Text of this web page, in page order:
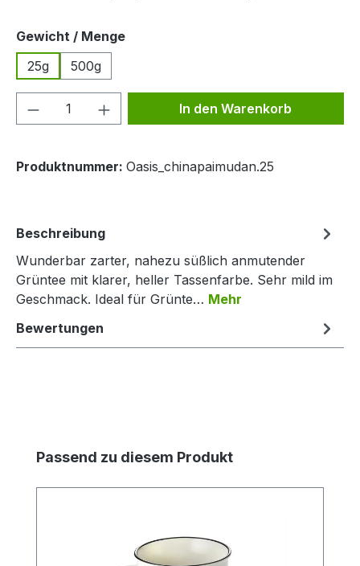
Gewicht / Mengeauswählen
25g
500g
Produkt Anzahl: Gib denIn den Warenkorb
Produktnummer: Oasis_chinapaimudan.25
Beschreibung
Wunderbar zarter, nahezu süßlich anmutender
Grüntee mit klarer, heller Tassenfarbe. Sehr mild im
Geschmack. Ideal für Grünte… Mehr
Bewertungen
Produktgalerie überspringen
Passend zu diesem Produkt